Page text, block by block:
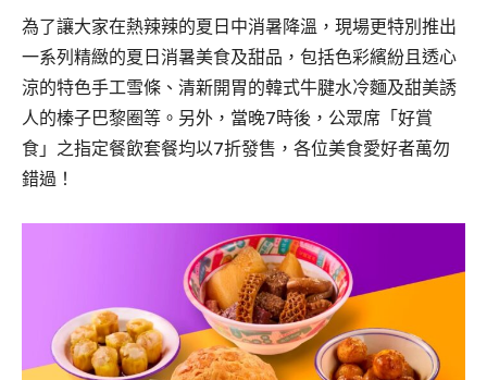
為了讓大家在熱辣辣的夏日中消暑降溫，現場更特別推出
一系列精緻的夏日消暑美食及甜品，包括色彩繽紛且透心
涼的特色手工雪條、清新開胃的韓式牛腱水冷麵及甜美誘
人的榛子巴黎圈等。另外，當晚7時後，公眾席「好賞
食」之指定餐飲套餐均以7折發售，各位美食愛好者萬勿
錯過！